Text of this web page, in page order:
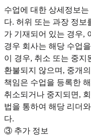
수업에 대한 상세정보
다. 허위 또는 과장 정보
가 기재되어 있는 경우,
경우 회사는 해당 수업
이 경우, 취소 또는 중지
환불되지 않으며, 중개
책임은 수업을 등록한
취소되거나 중지되면,
법을 통하여 해당 리더
다.
③ 추가 정보